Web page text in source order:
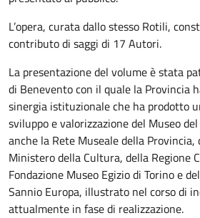
L’opera, curata dallo stesso Rotili,
contributo di saggi di 17 Autori.
La presentazione del volume è stata
di Benevento con il quale la Provincia
sinergia istituzionale che ha prodotto
sviluppo e valorizzazione del Museo
anche la Rete Museale della Provincia,
Ministero della Cultura, della Regione
Fondazione Museo Egizio di Torino e
Sannio Europa, illustrato nel corso di
attualmente in fase di realizzazione.